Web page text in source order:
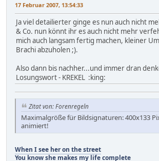
17 Februar 2007, 13:54:33
Ja viel detailierter ginge es nun auch nicht
& Co. nun könnt ihr es auch nicht mehr
mich auch langsam fertig machen, kleiner
Brachi abzuholen ;).
Also dann bis nachher...und immer dran
Losungswort - KREKEL :king:
Zitat von: Forenregeln
Maximalgröße für Bildsignaturen: 400x133
animiert!
When I see her on the street
You know she makes my life complete